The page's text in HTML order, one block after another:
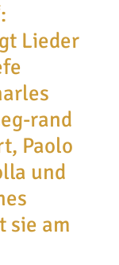
Lieder
rand
Paolo
und
sie am